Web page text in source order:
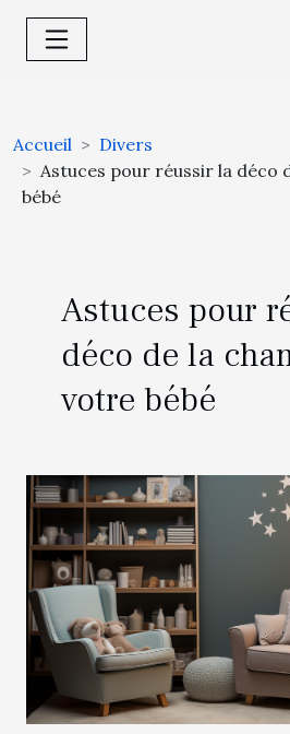
Accueil
Divers
Astuces pour réussir la déco
bébé
Astuces pour
déco de la
votre bébé